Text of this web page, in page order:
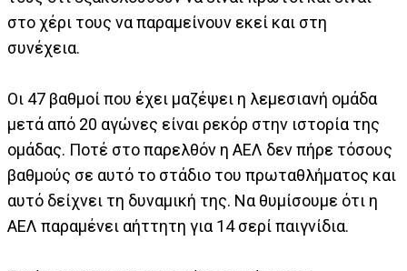
στο χέρι τους να παραμείνουν εκεί και στη
συνέχεια.
Οι 47 βαθμοί που έχει μαζέψει η λεμεσιανή ομάδα
μετά από 20 αγώνες είναι ρεκόρ στην ιστορία της
ομάδας. Ποτέ στο παρελθόν η ΑΕΛ δεν πήρε τόσους
βαθμούς σε αυτό το στάδιο του πρωταθλήματος και
αυτό δείχνει τη δυναμική της. Να θυμίσουμε ότι η
ΑΕΛ παραμένει αήττητη για 14 σερί παιγνίδια.